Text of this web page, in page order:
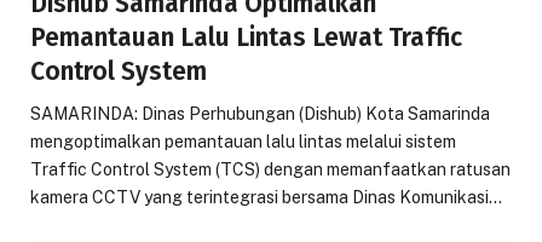
Pemantauan Lalu Lintas Lewat Traffic
Control System
SAMARINDA: Dinas Perhubungan (Dishub) Kota Samarinda
mengoptimalkan pemantauan lalu lintas melalui sistem
Traffic Control System (TCS) dengan memanfaatkan ratusan
kamera CCTV yang terintegrasi bersama Dinas Komunikasi…